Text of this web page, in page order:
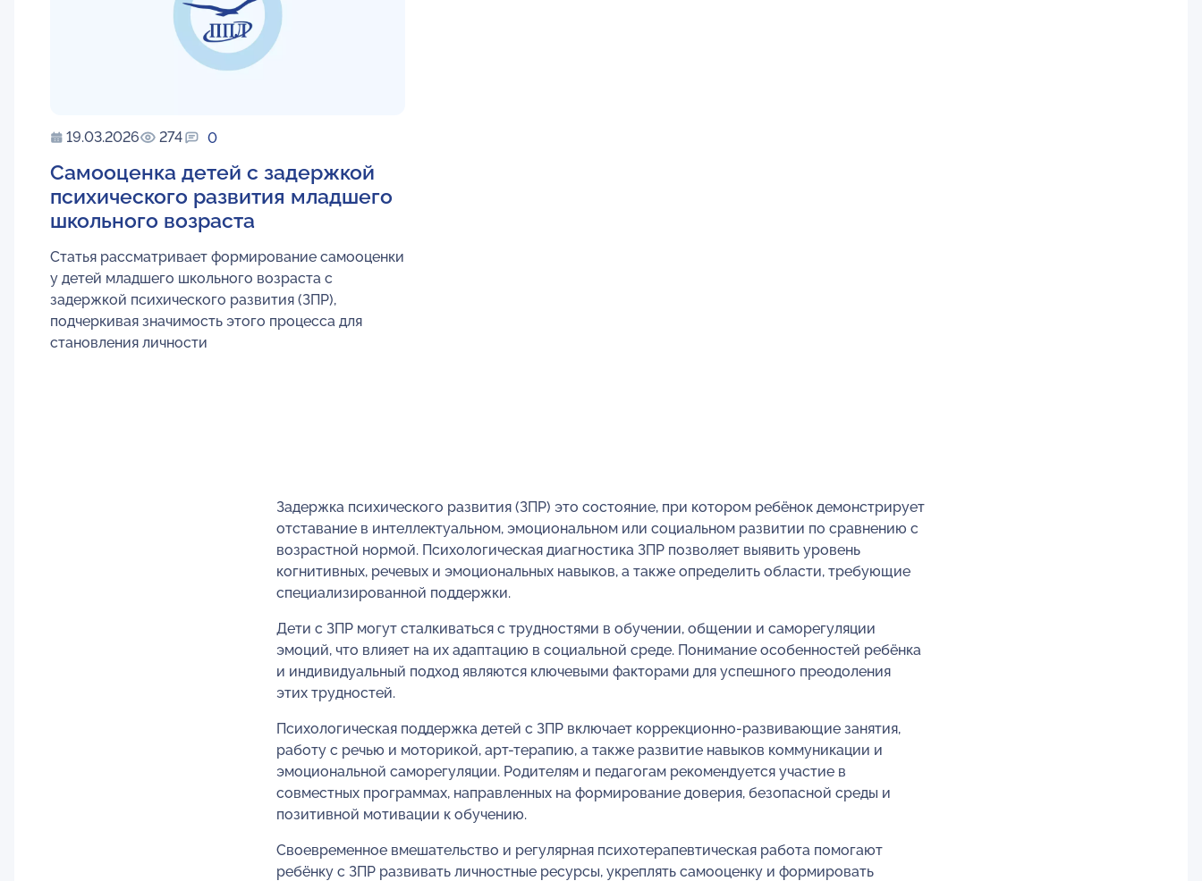
19.03.2026 274 0
Самооценка детей с задержкой
психического развития младшего
школьного возраста
Статья рассматривает формирование самооценки
у детей младшего школьного возраста с
задержкой психического развития (ЗПР),
подчеркивая значимость этого процесса для
становления личности
Задержка психического развития (ЗПР) это состояние, при котором ребёнок демонстрирует
отставание в интеллектуальном, эмоциональном или социальном развитии по сравнению с
возрастной нормой. Психологическая диагностика ЗПР позволяет выявить уровень
когнитивных, речевых и эмоциональных навыков, а также определить области, требующие
специализированной поддержки.
Дети с ЗПР могут сталкиваться с трудностями в обучении, общении и саморегуляции
эмоций, что влияет на их адаптацию в социальной среде. Понимание особенностей ребёнка
и индивидуальный подход являются ключевыми факторами для успешного преодоления
этих трудностей.
Психологическая поддержка детей с ЗПР включает коррекционно-развивающие занятия,
работу с речью и моторикой, арт-терапию, а также развитие навыков коммуникации и
эмоциональной саморегуляции. Родителям и педагогам рекомендуется участие в
совместных программах, направленных на формирование доверия, безопасной среды и
позитивной мотивации к обучению.
Своевременное вмешательство и регулярная психотерапевтическая работа помогают
ребёнку с ЗПР развивать личностные ресурсы, укреплять самооценку и формировать